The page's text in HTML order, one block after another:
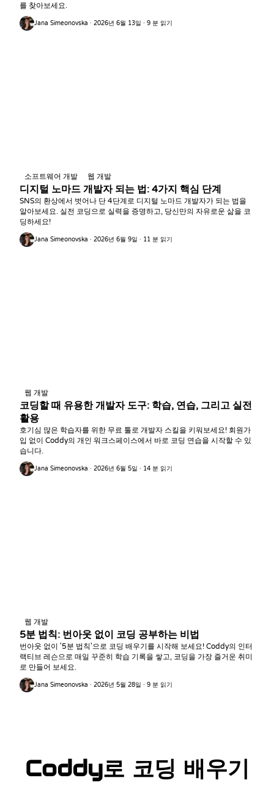
를 찾아보세요.
Jana Simeonovska · 2026년 6월 13일 · 9 분 읽기
소프트웨어 개발 웹 개발
디지털 노마드 개발자 되는 법: 4가지 핵심 단계
SNS의 환상에서 벗어나 단 4단계로 디지털 노마드 개발자가 되는 법을
알아보세요. 실전 코딩으로 실력을 증명하고, 당신만의 자유로운 삶을 코
딩하세요!
Jana Simeonovska · 2026년 6월 9일 · 11 분 읽기
웹 개발
코딩할 때 유용한 개발자 도구: 학습, 연습, 그리고 실전
활용
호기심 많은 학습자를 위한 무료 툴로 개발자 스킬을 키워보세요! 회원가
입 없이 Coddy의 개인 워크스페이스에서 바로 코딩 연습을 시작할 수 있
습니다.
Jana Simeonovska · 2026년 6월 5일 · 14 분 읽기
웹 개발
5분 법칙: 번아웃 없이 코딩 공부하는 비법
번아웃 없이 '5분 법칙'으로 코딩 배우기를 시작해 보세요! Coddy의 인터
랙티브 레슨으로 매일 꾸준히 학습 기록을 쌓고, 코딩을 가장 즐거운 취미
로 만들어 보세요.
Jana Simeonovska · 2026년 5월 28일 · 9 분 읽기
Coddy로 코딩 배우기